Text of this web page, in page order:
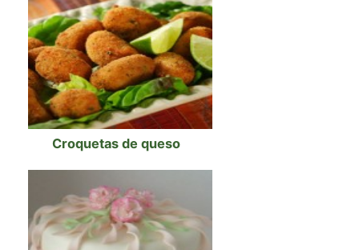
Croquetas de queso